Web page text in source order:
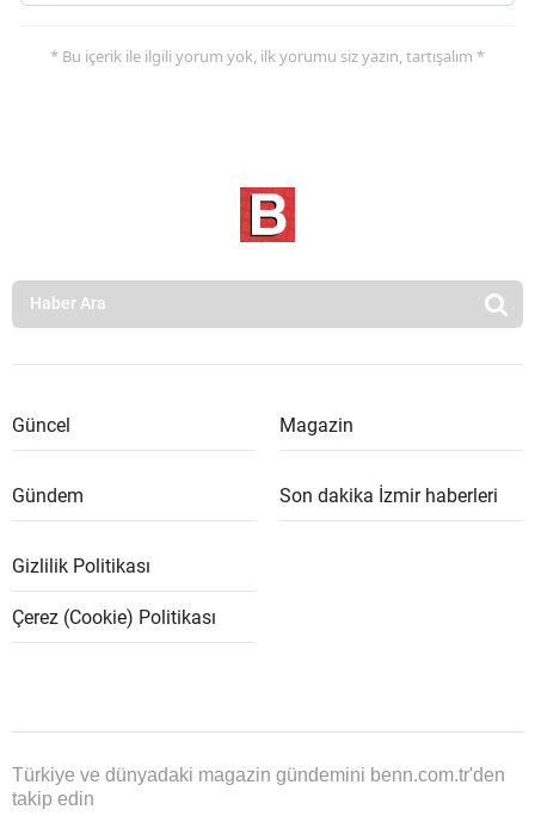
* Bu içerik ile ilgili yorum yok, ilk yorumu siz yazın, tartışalım *
Güncel Magazin
Gündem Son dakika İzmir haberleri
Gizlilik Politikası
Çerez (Cookie) Politikası
Türkiye ve dünyadaki magazin gündemini benn.com.tr'den
takip edin